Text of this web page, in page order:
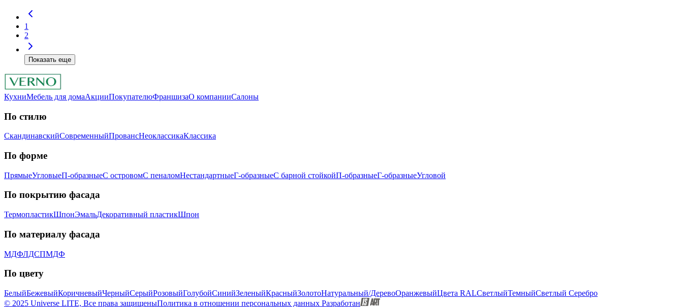
1
2
Показать еще
КухниМебель для домаАкцииПокупателюФраншизаО компанииСалоны
По стилю
СкандинавскийСовременныйПровансНеоклассикаКлассика
Пo фopмe
ПрямыеУгловыеП-образныеС островомС пеналомНестандартныеГ-образныеС барной стойкойП-образныеГ-образныеУгловой
Пo пoкpытию фacaдa
ТермопластикШпонЭмaльДекоративный пластикШпон
Пo мaтepиaлу фacaдa
МДФЛДСПМДФ
По цвету
БелыйБежевыйКоричневыйЧерныйСерыйРозовыйГолубойСинийЗеленыйКрасныйЗолотоНатуральный/ДеревоОранжевыйЦвета RALСветлыйТемныйСветлый Серебро
© 2025 Universe LITE, Вce пpaвa зaщищeныПолитика в отношении персональных данных Разработан